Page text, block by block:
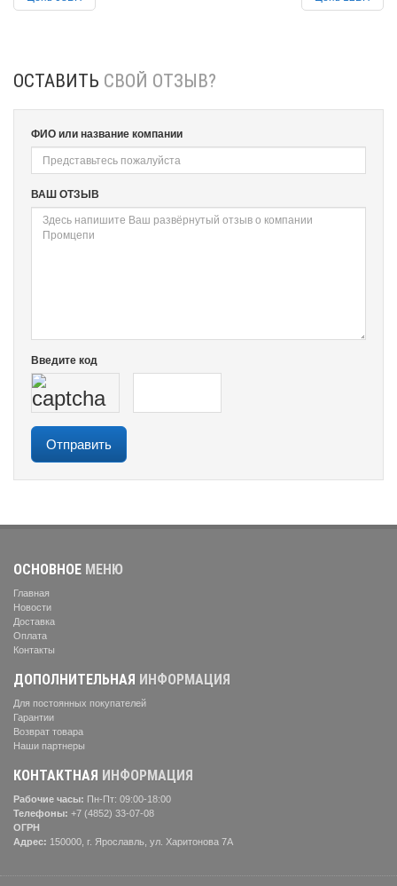
ОСТАВИТЬ СВОЙ ОТЗЫВ?
ФИО или название компании
ВАШ ОТЗЫВ
Введите код
ОСНОВНОЕ МЕНЮ
Главная
Новости
Доставка
Оплата
Контакты
ДОПОЛНИТЕЛЬНАЯ ИНФОРМАЦИЯ
Для постоянных покупателей
Гарантии
Возврат товара
Наши партнеры
КОНТАКТНАЯ ИНФОРМАЦИЯ
Рабочие часы: Пн-Пт: 09:00-18:00
Телефоны: +7 (4852) 33-07-08
ОГРН
Адрес: 150000, г. Ярославль, ул. Харитонова 7А